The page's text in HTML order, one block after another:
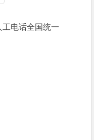
电话全国统一